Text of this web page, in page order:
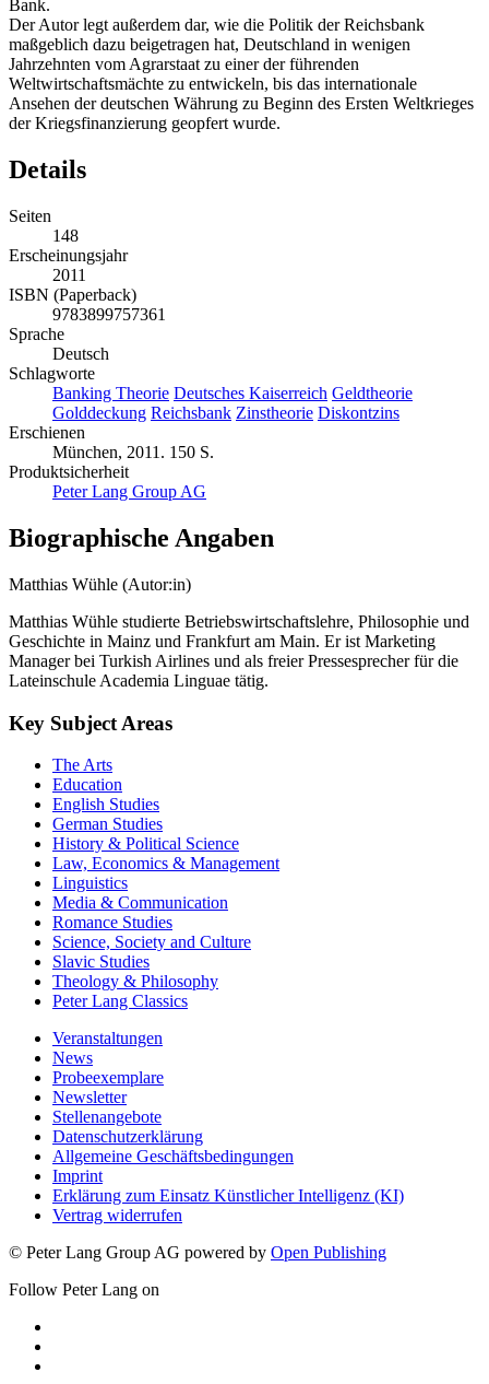
Bank.
Der Autor legt außerdem dar, wie die Politik der Reichsbank
maßgeblich dazu beigetragen hat, Deutschland in wenigen
Jahrzehnten vom Agrarstaat zu einer der führenden
Weltwirtschaftsmächte zu entwickeln, bis das internationale
Ansehen der deutschen Währung zu Beginn des Ersten Weltkrieges
der Kriegsfinanzierung geopfert wurde.
Details
Seiten
148
Erscheinungsjahr
2011
ISBN (Paperback)
9783899757361
Sprache
Deutsch
Schlagworte
Banking Theorie Deutsches Kaiserreich Geldtheorie
Golddeckung Reichsbank Zinstheorie Diskontzins
Erschienen
München, 2011. 150 S.
Produktsicherheit
Peter Lang Group AG
Biographische Angaben
Matthias Wühle (Autor:in)
Matthias Wühle studierte Betriebswirtschaftslehre, Philosophie und
Geschichte in Mainz und Frankfurt am Main. Er ist Marketing
Manager bei Turkish Airlines und als freier Pressesprecher für die
Lateinschule Academia Linguae tätig.
Key Subject Areas
The Arts
Education
English Studies
German Studies
History & Political Science
Law, Economics & Management
Linguistics
Media & Communication
Romance Studies
Science, Society and Culture
Slavic Studies
Theology & Philosophy
Peter Lang Classics
Veranstaltungen
News
Probeexemplare
Newsletter
Stellenangebote
Datenschutzerklärung
Allgemeine Geschäftsbedingungen
Imprint
Erklärung zum Einsatz Künstlicher Intelligenz (KI)
Vertrag widerrufen
© Peter Lang Group AG powered by Open Publishing
Follow Peter Lang on